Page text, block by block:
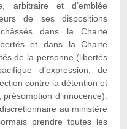
arbitraire et d’emblée
de ses dispositions
dans la Charte
et dans la Charte
de la personne (libertés
d’expression, de
contre la détention et
d’innocence).
au ministère
prendre toutes les